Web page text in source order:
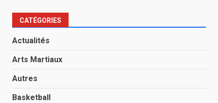
CATÉGORIES
Actualités
Arts Martiaux
Autres
Basketball